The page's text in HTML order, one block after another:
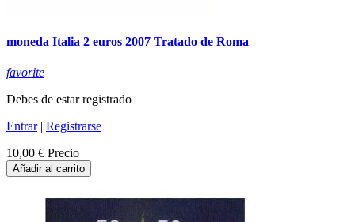
moneda Italia 2 euros 2007 Tratado de Roma
favorite
Debes de estar registrado
Entrar| Registrarse
10,00 € Precio
Añadir al carrito